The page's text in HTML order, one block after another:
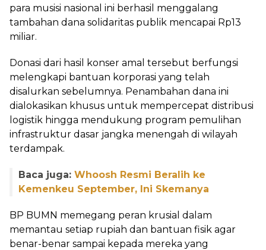
para musisi nasional ini berhasil menggalang
tambahan dana solidaritas publik mencapai Rp13
miliar.
Donasi dari hasil konser amal tersebut berfungsi
melengkapi bantuan korporasi yang telah
disalurkan sebelumnya. Penambahan dana ini
dialokasikan khusus untuk mempercepat distribusi
logistik hingga mendukung program pemulihan
infrastruktur dasar jangka menengah di wilayah
terdampak.
Baca juga: Whoosh Resmi Beralih ke
Kemenkeu September, Ini Skemanya
BP BUMN memegang peran krusial dalam
memantau setiap rupiah dan bantuan fisik agar
benar-benar sampai kepada mereka yang